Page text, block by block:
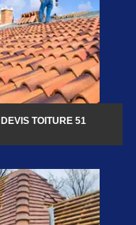
DEVIS TOITURE 51